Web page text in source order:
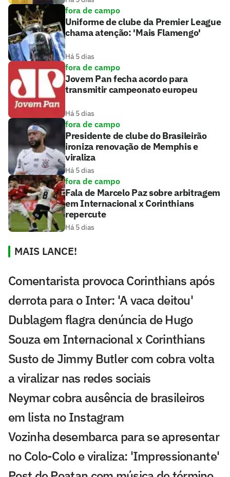
fora de campo
Uniforme de clube da Premier League
chama atenção: 'Mais Flamengo'
Há 5 dias
fora de campo
Jovem Pan fecha acordo para
transmitir campeonato europeu
Há 5 dias
fora de campo
Presidente de clube do Brasileirão
ironiza renovação de Memphis e
viraliza
Há 5 dias
fora de campo
Fala de Marcelo Paz sobre arbitragem
em Internacional x Corinthians
repercute
Há 5 dias
MAIS LANCE!
Comentarista provoca Corinthians após
derrota para o Inter: 'A vaca deitou'
Dublagem flagra denúncia de Hugo
Souza em Internacional x Corinthians
Susto de Jimmy Butler com cobra volta
a viralizar nas redes sociais
Neymar cobra ausência de brasileiros
em lista no Instagram
Vozinha desembarca para se apresentar
no Colo-Colo e viraliza: 'Impressionante'